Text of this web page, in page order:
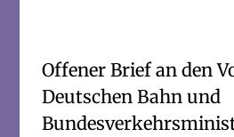
Offener Brief an den
Deutschen Bahn und